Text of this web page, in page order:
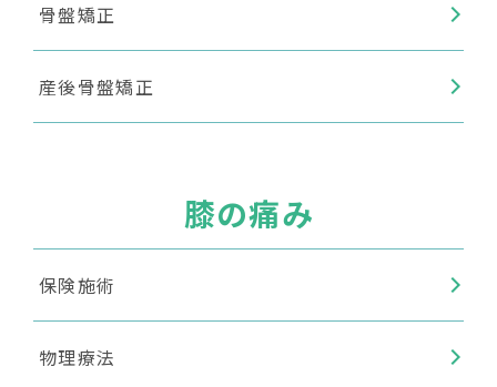
骨盤矯正
産後骨盤矯正
膝の痛み
保険施術
物理療法